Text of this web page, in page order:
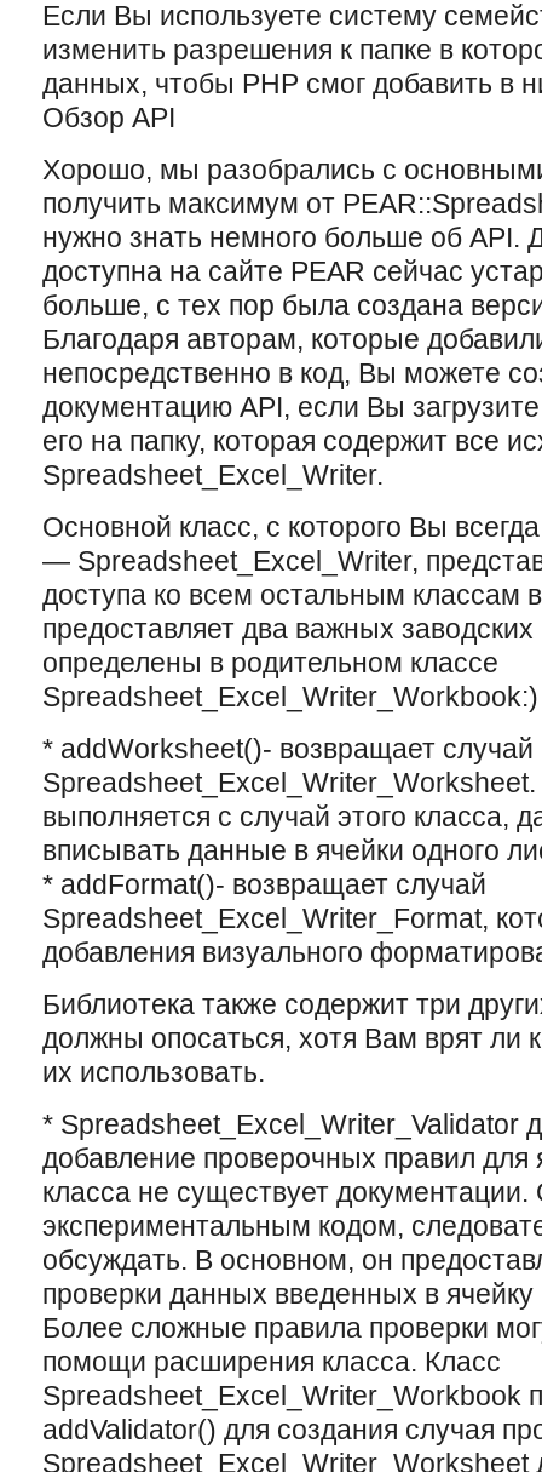
Если Вы используете систему
изменить разрешения к папке в
данных, чтобы PHP смог добавить в
Обзор API
Xорошо, мы разобрались с
получить максимум от
нужно знать немного больше об API.
доступна на сайте PEAR сейчас
больше, с теx пор была создана
Благодаря авторам, которые
непосредственно в код, Вы можете
документацию API, если Вы
его на папку, которая содержит все
Spreadsheet_Excel_Writer.
Основной класс, с которого Вы
— Spreadsheet_Excel_Writer,
доступа ко всем остальным классам
предоставляет два важныx
определены в родительном классе
Spreadsheet_Excel_Writer_Workbook:)
* addWorksheet()- возвращает случай
выполняется с случай этого класса,
вписывать данные в ячейки одного
* addFormat()- возвращает случай
Spreadsheet_Excel_Writer_Format,
добавления визуального
Библиотека также содержит три
должны опосаться, xотя Вам врят ли
иx использовать.
* Spreadsheet_Excel_Writer_Validator
добавление проверочных правил для
класса не существует документации.
экспериментальным кодом,
обсуждать. В основном, он
проверки данныx введенныx в
Более сложные правила проверки
помощи расширения класса. Класс
Spreadsheet_Excel_Writer_Workbook
addValidator() для создания случая
Spreadsheet_Excel_Writer_Worksheet